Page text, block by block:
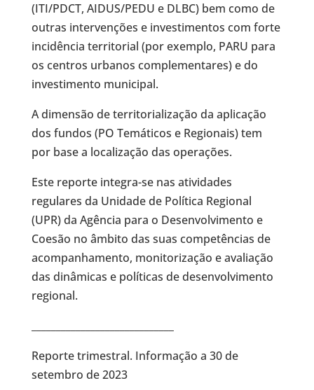
(ITI/PDCT, AIDUS/PEDU e DLBC) bem como de
outras intervenções e investimentos com forte
incidência territorial (por exemplo, PARU para
os centros urbanos complementares) e do
investimento municipal.
A dimensão de territorialização da aplicação
dos fundos (PO Temáticos e Regionais) tem
por base a localização das operações.
Este reporte integra-se nas atividades
regulares da Unidade de Política Regional
(UPR) da Agência para o Desenvolvimento e
Coesão no âmbito das suas competências de
acompanhamento, monitorização e avaliação
das dinâmicas e políticas de desenvolvimento
regional.
Reporte trimestral. Informação a 30 de
setembro de 2023